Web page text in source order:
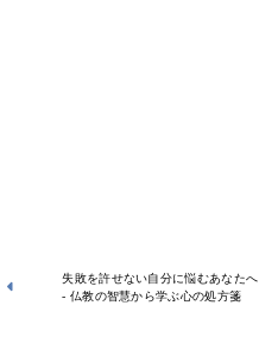
失敗を許せない自分に悩むあなたへ
- 仏教の智慧から学ぶ心の処方箋